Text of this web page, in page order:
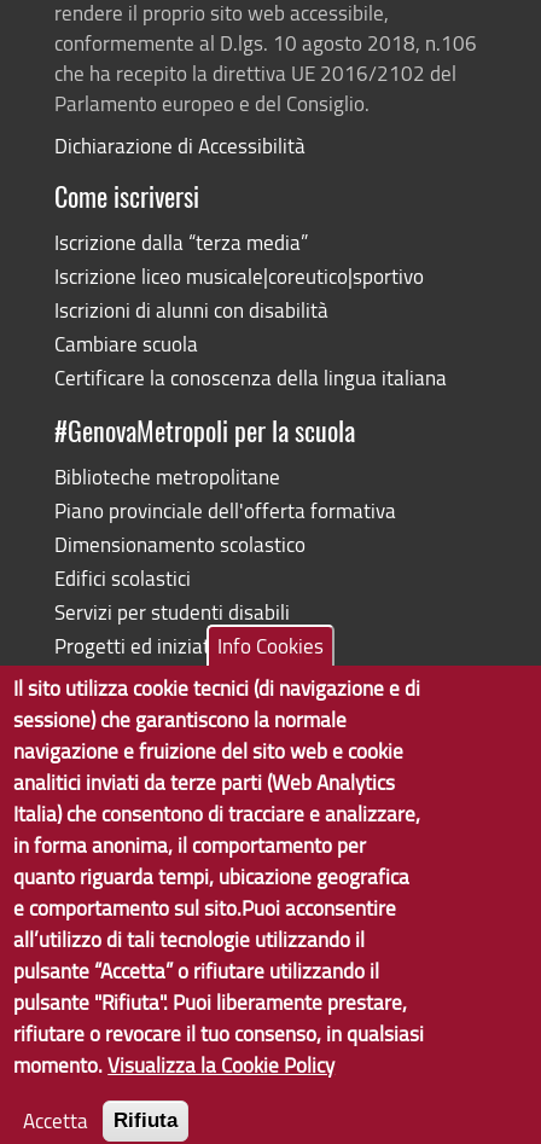
rendere il proprio sito web accessibile,
conformemente al D.lgs. 10 agosto 2018, n.106
che ha recepito la direttiva UE 2016/2102 del
Parlamento europeo e del Consiglio.
Dichiarazione di Accessibilità
Come iscriversi
Iscrizione dalla “terza media”
Iscrizione liceo musicale|coreutico|sportivo
Iscrizioni di alunni con disabilità
Cambiare scuola
Certificare la conoscenza della lingua italiana
#GenovaMetropoli per la scuola
Biblioteche metropolitane
Piano provinciale dell'offerta formativa
Dimensionamento scolastico
Edifici scolastici
Servizi per studenti disabili
Progetti ed iniziative
Copyright © 2017 Città metropolitana di Genova | CF:
80007350103
Tecnologie e Accessibilità
Info Cookies
Il sito utilizza cookie tecnici (di navigazione e di
sessione) che garantiscono la normale
navigazione e fruizione del sito web e cookie
analitici inviati da terze parti (Web Analytics
Italia) che consentono di tracciare e analizzare,
in forma anonima, il comportamento per
quanto riguarda tempi, ubicazione geografica
e comportamento sul sito.Puoi acconsentire
all’utilizzo di tali tecnologie utilizzando il
pulsante “Accetta” o rifiutare utilizzando il
pulsante "Rifiuta". Puoi liberamente prestare,
rifiutare o revocare il tuo consenso, in qualsiasi
momento.Visualizza la Cookie Policy
Accetta
Rifiuta